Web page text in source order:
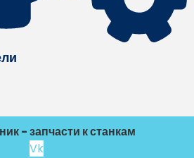
- запчасти к станкам
Vk